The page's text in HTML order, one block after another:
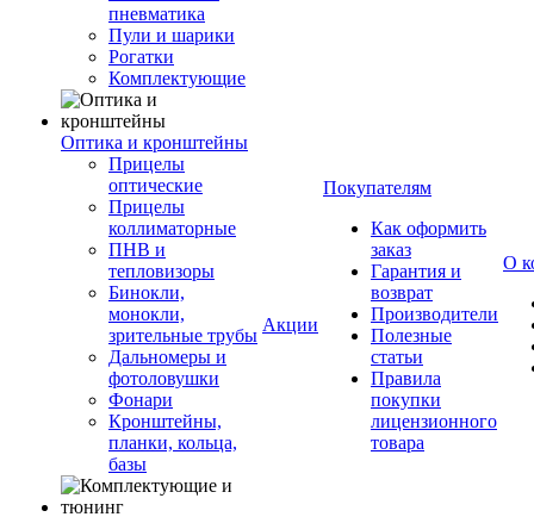
пневматика
Пули и шарики
Рогатки
Комплектующие
Оптика и кронштейны
Прицелы
оптические
Прицелы
коллиматорные
ПНВ и
тепловизоры
Бинокли,
монокли,
зрительные трубы
Дальномеры и
фотоловушки
Фонари
Кронштейны,
планки, кольца,
базы
Акции
Покупателям
Как оформить
заказ
Гарантия и
возврат
Производители
Полезные
статьи
Правила
покупки
лицензионного
товара
О